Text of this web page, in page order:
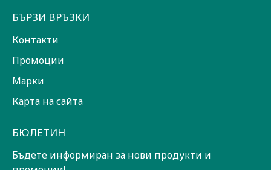
БЪРЗИ ВРЪЗКИ
Контакти
Промоции
Марки
Карта на сайта
БЮЛЕТИН
Бъдете информиран за нови продукти и
промоции!